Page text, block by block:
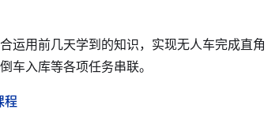
运用前几天学到的知识，实现无人车完成直角
车入库等各项任务串联。
程